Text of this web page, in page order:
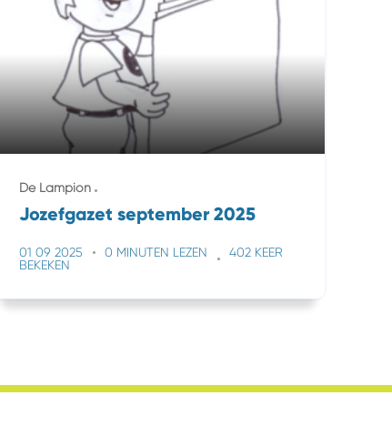
De Lampion
Jozefgazet september 2025
01 09 2025 0 MINUTEN LEZEN
402 KEER
BEKEKEN